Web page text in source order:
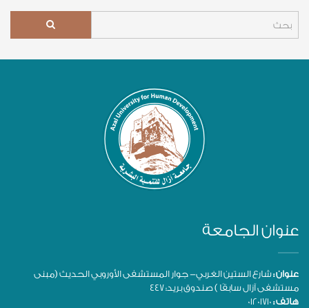
عنوان الجامعة
عنوان :شارع الستين الغربي- جوار المستشفى الأوروبي الحديث (مبنى
مستشفى آزال سابقًا ) صندوق بريد: 447
هاتف :